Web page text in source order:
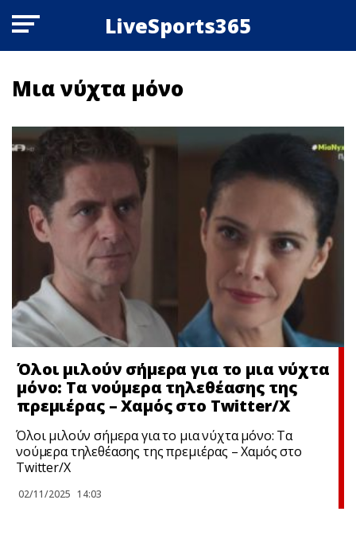
LiveSports365
Μια νύχτα μόνο
Όλοι μιλούν σήμερα για το μια νύχτα
μόνο: Τα νούμερα τηλεθέασης της
πρεμιέρας – Χαμός στο Twitter/X
Όλοι μιλούν σήμερα για το μια νύχτα μόνο: Τα
νούμερα τηλεθέασης της πρεμιέρας – Χαμός στο
Twitter/X
02/11/2025 14:03